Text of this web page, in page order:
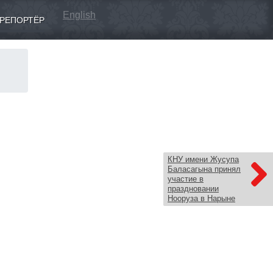
English
КНУ имени Жусупа
Баласагына принял
участие в
праздновании
Нооруза в Нарыне